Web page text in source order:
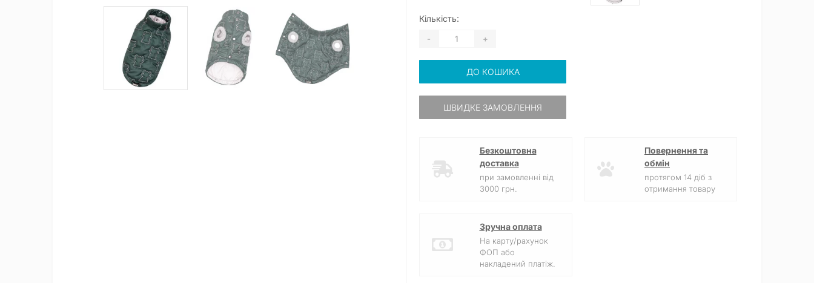
Кількість:
- +
ДО КОШИКА
ШВИДКЕ ЗАМОВЛЕННЯ
Безкоштовна
доставка
при замовленні від
3000 грн.
Повернення та
обмін
протягом 14 діб з
отримання товару
Зручна оплата
На карту/рахунок
ФОП або
накладений платіж.